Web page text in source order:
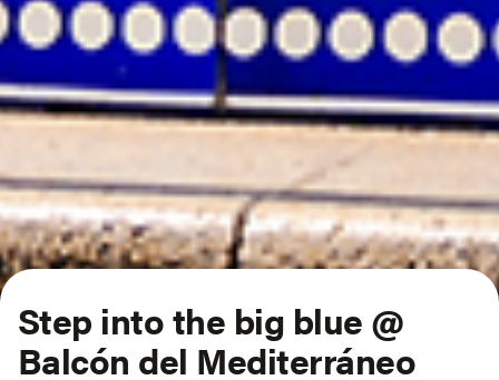
Step into the big blue @
Balcón del Mediterráneo